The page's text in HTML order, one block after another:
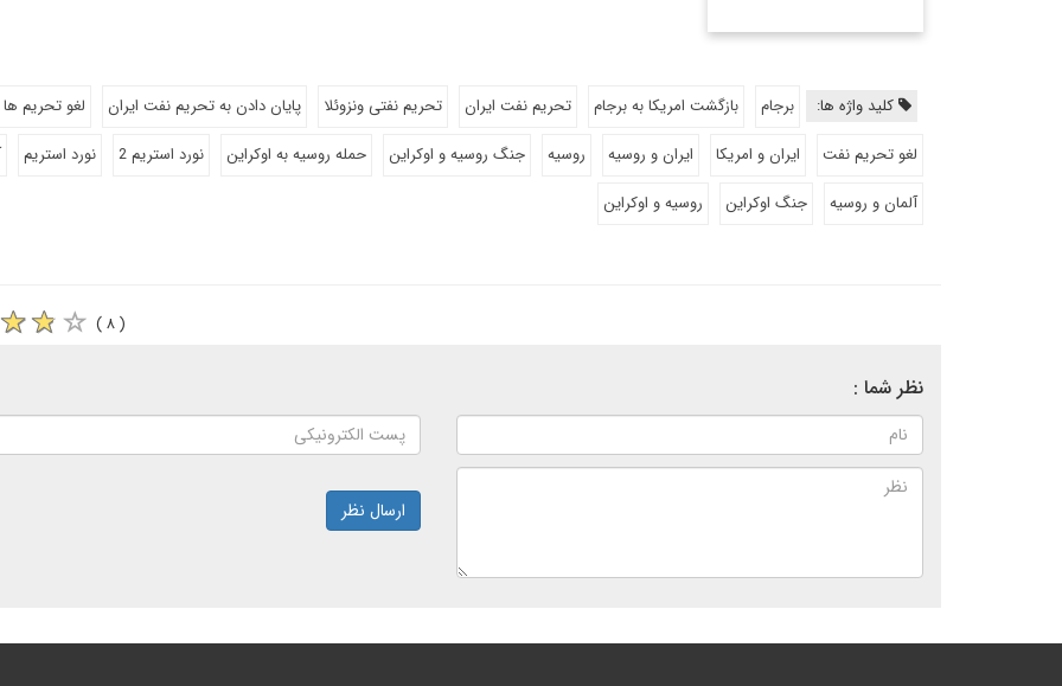
کلید واژه ها: برجام بازگشت امریکا به برجام تحریم نفت ایران تحریم نفتی ونزوئلا پایان دادن به تحریم نفت ایران
لغو تحریم ها
لغو تحریم نفت
ایران و امریکا ایران و روسیه روسیه جنگ روسیه و اوکراین حمله روسیه به اوکراین نورد استریم 2 نورد استریم
آلمان و روسیه
جنگ اوکراین روسیه و اوکراین
( ۸ )
نظر شما :
ارسال نظر